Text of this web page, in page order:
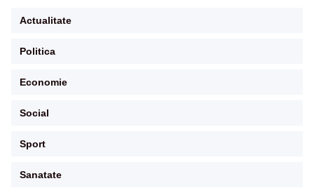
Actualitate
Politica
Economie
Social
Sport
Sanatate